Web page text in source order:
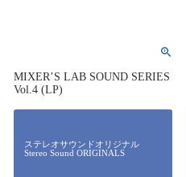
MIXER’S LAB SOUND SERIES
Vol.4 (LP)
ステレオサウンドオリジナル
Stereo Sound ORIGINALS